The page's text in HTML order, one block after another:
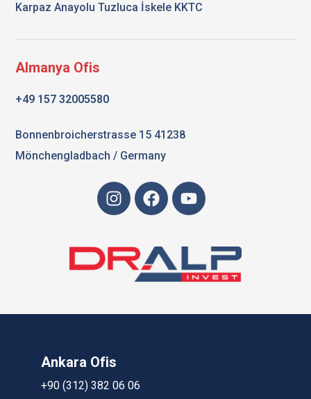
Karpaz Anayolu Tuzluca İskele KKTC
Almanya Ofis
+49 157 32005580
Bonnenbroicherstrasse 15 41238
Mönchengladbach / Germany
Ankara Ofis
+90 (312) 382 06 06